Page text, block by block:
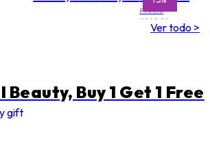
Precio
€223,50
Ver todo >
Buy 1 Get 1 Free